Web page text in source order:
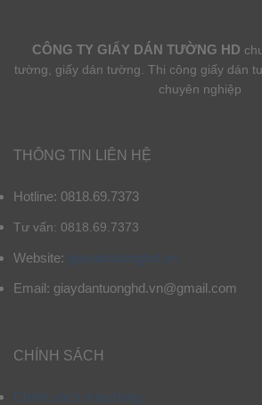
CÔNG TY GIẤY DÁN TƯỜNG HD
tường, giấy dán tường. Thi công giấy dán
chuyên nghiệp
THÔNG TIN LIÊN HỆ
Hotline: 0818.69.7373
Tư vấn: 0818.69.7373
Website: giaydantuonghd.vn
Email: giaydantuonghd.vn@gmail.com
CHÍNH SÁCH
Chính sách mua hàng